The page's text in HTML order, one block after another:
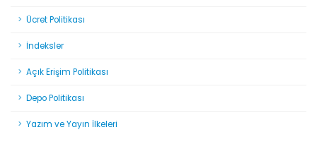
Ücret Politikası
İndeksler
Açık Erişim Politikası
Depo Politikası
Yazım ve Yayın İlkeleri